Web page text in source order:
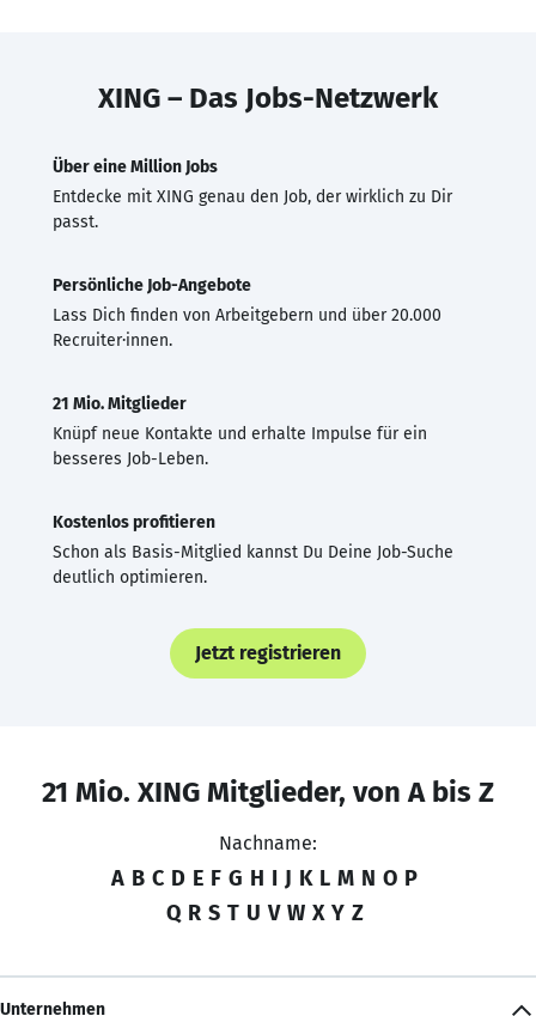
XING – Das Jobs-Netzwerk
Über eine Million Jobs
Entdecke mit XING genau den Job, der wirklich zu Dir
passt.
Persönliche Job-Angebote
Lass Dich finden von Arbeitgebern und über 20.000
Recruiter·innen.
21 Mio. Mitglieder
Knüpf neue Kontakte und erhalte Impulse für ein
besseres Job-Leben.
Kostenlos profitieren
Schon als Basis-Mitglied kannst Du Deine Job-Suche
deutlich optimieren.
Jetzt registrieren
21 Mio. XING Mitglieder, von A bis Z
Nachname:
A B C D E F G H I J K L M N O P
Q R S T U V W X Y Z
Unternehmen